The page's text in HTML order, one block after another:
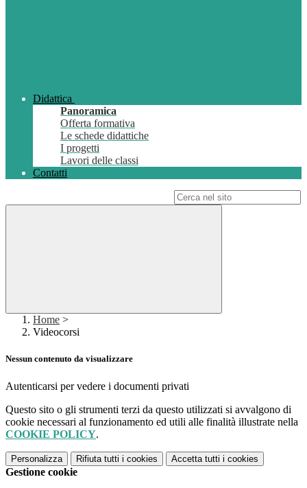
Didattica
Panoramica
Offerta formativa
Le schede didattiche
I progetti
Lavori delle classi
Contatti
Home >
Videocorsi
Nessun contenuto da visualizzare
Autenticarsi per vedere i documenti privati
Questo sito o gli strumenti terzi da questo utilizzati si avvalgono di
cookie necessari al funzionamento ed utili alle finalità illustrate nella
COOKIE POLICY.
Personalizza Rifiuta tutti i cookies Accetta tutti i cookies
Gestione cookie